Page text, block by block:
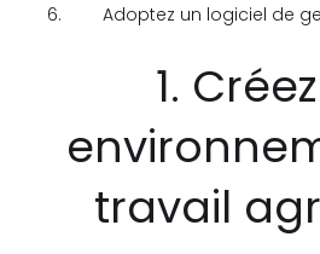
Adoptez un logiciel de
1.
travail